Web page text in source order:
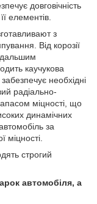
довговічність
елементів.
з
Від корозії
каучукова
необхідні
радіально-
міцності, що
динамічних
за
міцності.
строгий
автомобіля, а